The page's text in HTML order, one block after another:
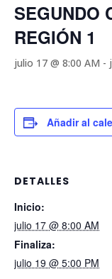
SEGUNDO
REGIÓN 1
julio 17 @ 8:00 AM -
Añadir al
DETALLES
Inicio:
julio 17 @ 8:00 AM
Finaliza:
julio 19 @ 5:00 PM